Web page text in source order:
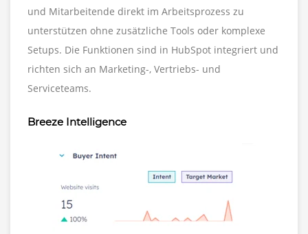
und Mitarbeitende direkt im Arbeitsprozess zu
unterstützen ohne zusätzliche Tools oder komplexe
Setups. Die Funktionen sind in HubSpot integriert und
richten sich an Marketing-, Vertriebs- und
Serviceteams.
Breeze Intelligence